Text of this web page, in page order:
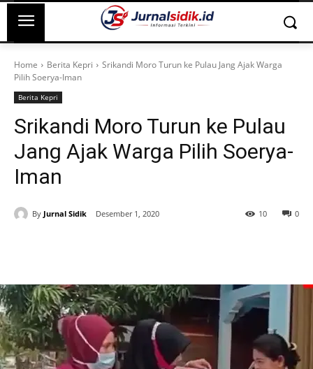
Home Berita Kepri
Srikandi Moro Turun ke Pulau Jang Ajak Warga
Pilih Soerya-Iman
Berita Kepri
Srikandi Moro Turun ke Pulau
Jang Ajak Warga Pilih Soerya-
Iman
By Jurnal Sidik Desember 1, 2020 0
10